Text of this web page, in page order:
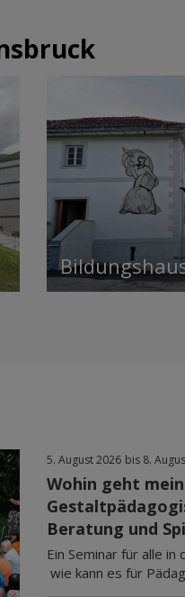
5. August 2026 bis 8.
Wohin geht
Beratung und
Ein Seminar für alle
wie kann es für